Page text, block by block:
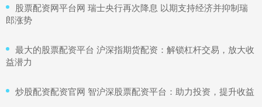
​股票配资网平台网 瑞士央行再次降息 以期支持经济并抑制瑞
郎涨势
​最大的股票配资平台 沪深指期货配资：解锁杠杆交易，放大收
益潜力
​炒股配资配资官网 智沪深股票配资平台：助力投资，提升收益